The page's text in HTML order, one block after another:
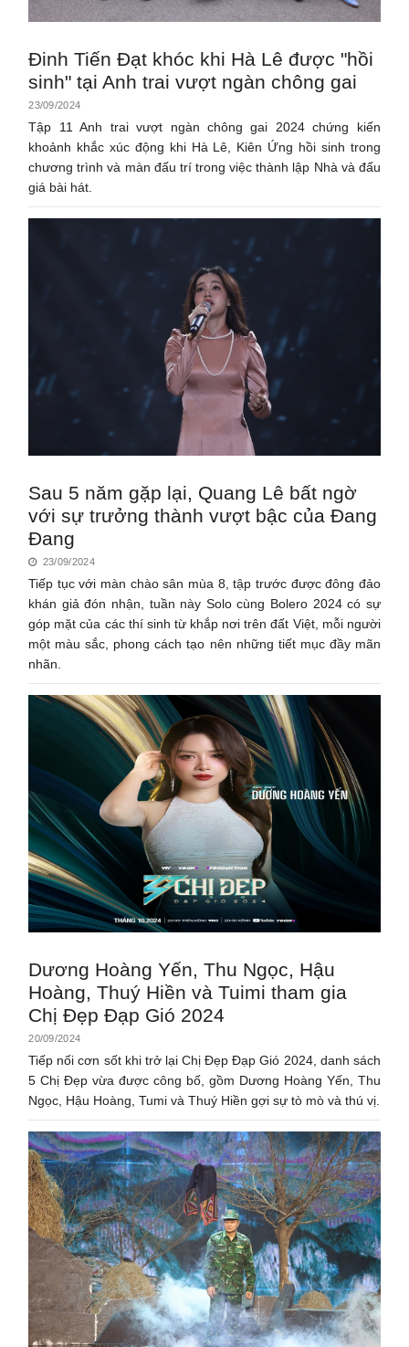
Đinh Tiến Đạt khóc khi Hà Lê được "hồi
sinh" tại Anh trai vượt ngàn chông gai
23/09/2024
Tập 11 Anh trai vượt ngàn chông gai 2024 chứng kiến
khoảnh khắc xúc động khi Hà Lê, Kiên Ứng hồi sinh trong
chương trình và màn đấu trí trong việc thành lập Nhà và đấu
giá bài hát.
Sau 5 năm gặp lại, Quang Lê bất ngờ
với sự trưởng thành vượt bậc của Đang
Đang
23/09/2024
Tiếp tục với màn chào sân mùa 8, tập trước được đông đảo
khán giả đón nhận, tuần này Solo cùng Bolero 2024 có sự
góp mặt của các thí sinh từ khắp nơi trên đất Việt, mỗi người
một màu sắc, phong cách tạo nên những tiết mục đầy mãn
nhãn.
Dương Hoàng Yến, Thu Ngọc, Hậu
Hoàng, Thuý Hiền và Tuimi tham gia
Chị Đẹp Đạp Gió 2024
20/09/2024
Tiếp nối cơn sốt khi trở lại Chị Đẹp Đạp Gió 2024, danh sách
5 Chị Đẹp vừa được công bố, gồm Dương Hoàng Yến, Thu
Ngọc, Hậu Hoàng, Tumi và Thuý Hiền gợi sự tò mò và thú vị.